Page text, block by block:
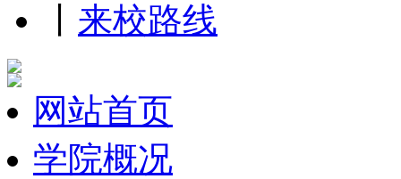
来校路线
网站首页
学院概况